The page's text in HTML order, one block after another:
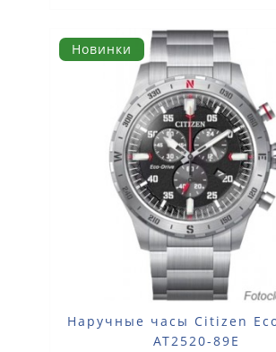
Новинки
Наручные часы Citizen
AT2520-89E